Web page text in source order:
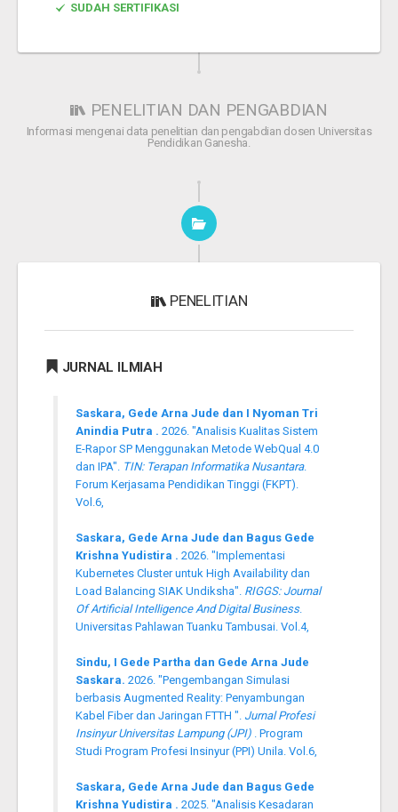
SUDAH SERTIFIKASI
PENELITIAN DAN PENGABDIAN
Informasi mengenai data penelitian dan pengabdian dosen Universitas
Pendidikan Ganesha.
PENELITIAN
JURNAL ILMIAH
Saskara, Gede Arna Jude dan I Nyoman Tri
Anindia Putra . 2026. "Analisis Kualitas Sistem
E-Rapor SP Menggunakan Metode WebQual 4.0
dan IPA". TIN: Terapan Informatika Nusantara.
Forum Kerjasama Pendidikan Tinggi (FKPT).
Vol.6,
Saskara, Gede Arna Jude dan Bagus Gede
Krishna Yudistira . 2026. "Implementasi
Kubernetes Cluster untuk High Availability dan
Load Balancing SIAK Undiksha". RIGGS: Journal
Of Artificial Intelligence And Digital Business.
Universitas Pahlawan Tuanku Tambusai. Vol.4,
Sindu, I Gede Partha dan Gede Arna Jude
Saskara. 2026. "Pengembangan Simulasi
berbasis Augmented Reality: Penyambungan
Kabel Fiber dan Jaringan FTTH ". Jurnal Profesi
Insinyur Universitas Lampung (JPI) . Program
Studi Program Profesi Insinyur (PPI) Unila. Vol.6,
Saskara, Gede Arna Jude dan Bagus Gede
Krishna Yudistira . 2025. "Analisis Kesadaran